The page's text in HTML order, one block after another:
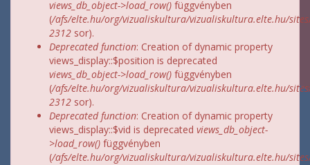
views_db_object->load_row() függvényben
(/afs/elte.hu/org/vizualiskultura/vizualiskultura.elte.hu/
2312 sor).
Deprecated function: Creation of dynamic property
views_display::$position is deprecated
views_db_object->load_row() függvényben
(/afs/elte.hu/org/vizualiskultura/vizualiskultura.elte.hu/
2312 sor).
Deprecated function: Creation of dynamic property
views_display::$vid is deprecated views_db_object-
>load_row() függvényben
(/afs/elte.hu/org/vizualiskultura/vizualiskultura.elte.hu/